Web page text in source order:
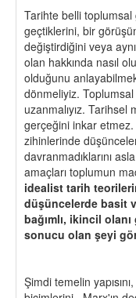
Tarihte belli
geçtiklerini, bir
değiştirdiğini veya
olan hakkında nasıl
olduğunu
dönmeliyiz.
uzanmalıyız.
gerçeğini inkar
zihinlerinde
davranmadıklarını
amaçları toplumun
idealist tarih
düşüncelerde basit
bağımlı, ikincil
sonucu olan şeyi
Şimdi temelin